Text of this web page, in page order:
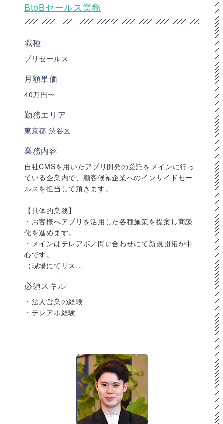
BtoBセールス業務
職種
プリセールス
月額単価
40万円〜
勤務エリア
東京都 渋谷区
業務内容
自社CMSを用いたアプリ開発の受託をメインに行っ
ている企業内で、顧客候補企業へのインサイドセー
ルスを担当して頂きます。
【具体的業務】
・お客様へアプリを活用した各種施策を提案し商談
化を進めます。
・メインはテレアポ／問い合わせにて新規開拓が中
心です。
（現場にてリス...
必須スキル
・法人営業の経験
・テレアポ経験